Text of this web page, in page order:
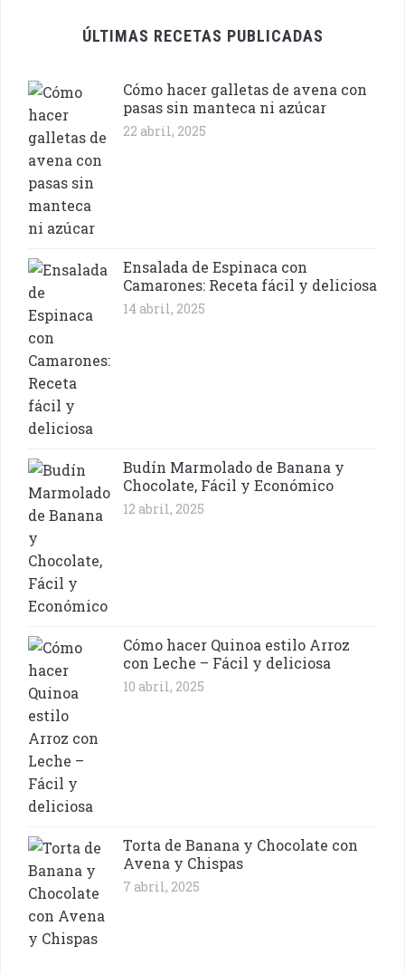
ÚLTIMAS RECETAS PUBLICADAS
Cómo hacer galletas de avena con
pasas sin manteca ni azúcar
22 abril, 2025
Ensalada de Espinaca con
Camarones: Receta fácil y deliciosa
14 abril, 2025
Budín Marmolado de Banana y
Chocolate, Fácil y Económico
12 abril, 2025
Cómo hacer Quinoa estilo Arroz
con Leche – Fácil y deliciosa
10 abril, 2025
Torta de Banana y Chocolate con
Avena y Chispas
7 abril, 2025